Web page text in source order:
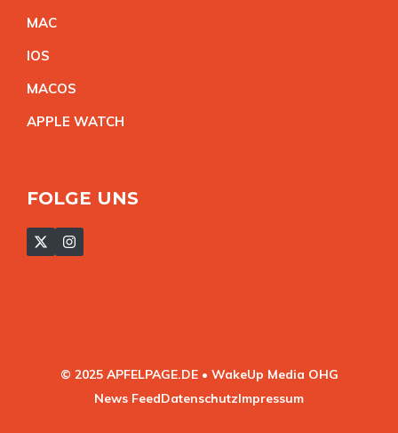
MAC
IOS
MACOS
APPLE WATCH
FOLGE UNS
© 2025 APFELPAGE.DE • WakeUp Media OHG
News FeedDatenschutzImpressum